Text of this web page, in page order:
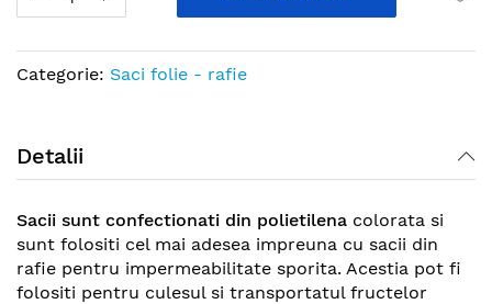
images
Categorie: Saci folie - rafie
Detalii
Sacii sunt confectionati din polietilena colorata si
sunt folositi cel mai adesea impreuna cu sacii din
rafie pentru impermeabilitate sporita. Acestia pot fi
folositi pentru culesul si transportatul fructelor